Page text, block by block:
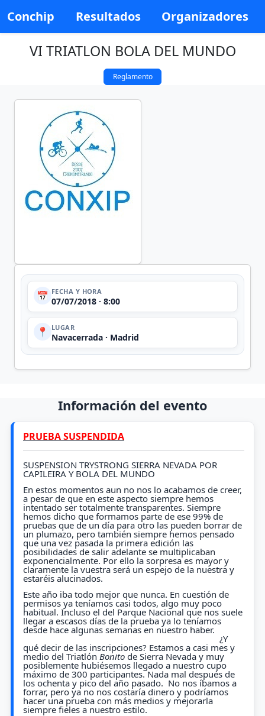
Conchip Resultados Organizadores
VI TRIATLON BOLA DEL MUNDO
Reglamento
📅 FECHA Y HORA
07/07/2018 · 8:00
📍 LUGAR
Navacerrada · Madrid
Información del evento
PRUEBA SUSPENDIDA
SUSPENSION TRYSTRONG SIERRA NEVADA POR
CAPILEIRA Y BOLA DEL MUNDO
En estos momentos aun no nos lo acabamos de creer,
a pesar de que en este aspecto siempre hemos
intentado ser totalmente transparentes. Siempre
hemos dicho que formamos parte de ese 99% de
pruebas que de un día para otro las pueden borrar de
un plumazo, pero también siempre hemos pensado
que una vez pasada la primera edición las
posibilidades de salir adelante se multiplicaban
exponencialmente. Por ello la sorpresa es mayor y
claramente la vuestra será un espejo de la nuestra y
estaréis alucinados.
Este año iba todo mejor que nunca. En cuestión de
permisos ya teníamos casi todos, algo muy poco
habitual. Incluso el del Parque Nacional que nos suele
llegar a escasos días de la prueba ya lo teníamos
desde hace algunas semanas en nuestro haber.
¿Y
qué decir de las inscripciones? Estamos a casi mes y
medio del Triatlón Bonito de Sierra Nevada y muy
posiblemente hubiésemos llegado a nuestro cupo
máximo de 300 participantes. Nada mal después de
los ochenta y pico del año pasado. No nos íbamos a
forrar, pero ya no nos costaría dinero y podríamos
hacer una prueba con más medios y mejorarla
siempre fieles a nuestro estilo.